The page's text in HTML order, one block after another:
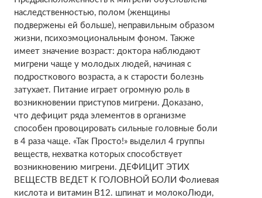
наследственностью, полом (женщины
подвержены ей больше), неправильным образом
жизни, психоэмоциональным фоном. Также
имеет значение возраст: доктора наблюдают
мигрени чаще у молодых людей, начиная с
подросткового возраста, а к старости болезнь
затухает. Питание играет огромную роль в
возникновении приступов мигрени. Доказано,
что дефицит ряда элементов в организме
способен провоцировать сильные головные боли
в 4 раза чаще. «Так Просто!» выделил 4 группы
веществ, нехватка которых способствует
возникновению мигрени. ДЕФИЦИТ ЭТИХ
ВЕЩЕСТВ ВЕДЕТ К ГОЛОВНОЙ БОЛИ Фолиевая
кислота и витамин В12. шпинат и молокоЛюди,